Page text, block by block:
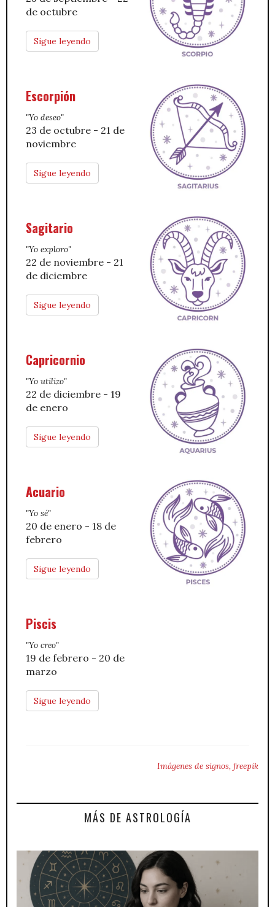
de octubre
Sigue leyendo
Escorpión
"Yo deseo"
23 de octubre - 21 de
noviembre
Sigue leyendo
Sagitario
"Yo exploro"
22 de noviembre - 21
de diciembre
Sigue leyendo
Capricornio
"Yo utilizo"
22 de diciembre - 19
de enero
Sigue leyendo
Acuario
"Yo sé"
20 de enero - 18 de
febrero
Sigue leyendo
Piscis
"Yo creo"
19 de febrero - 20 de
marzo
Sigue leyendo
Imágenes de signos, freepik
MÁS DE ASTROLOGÍA